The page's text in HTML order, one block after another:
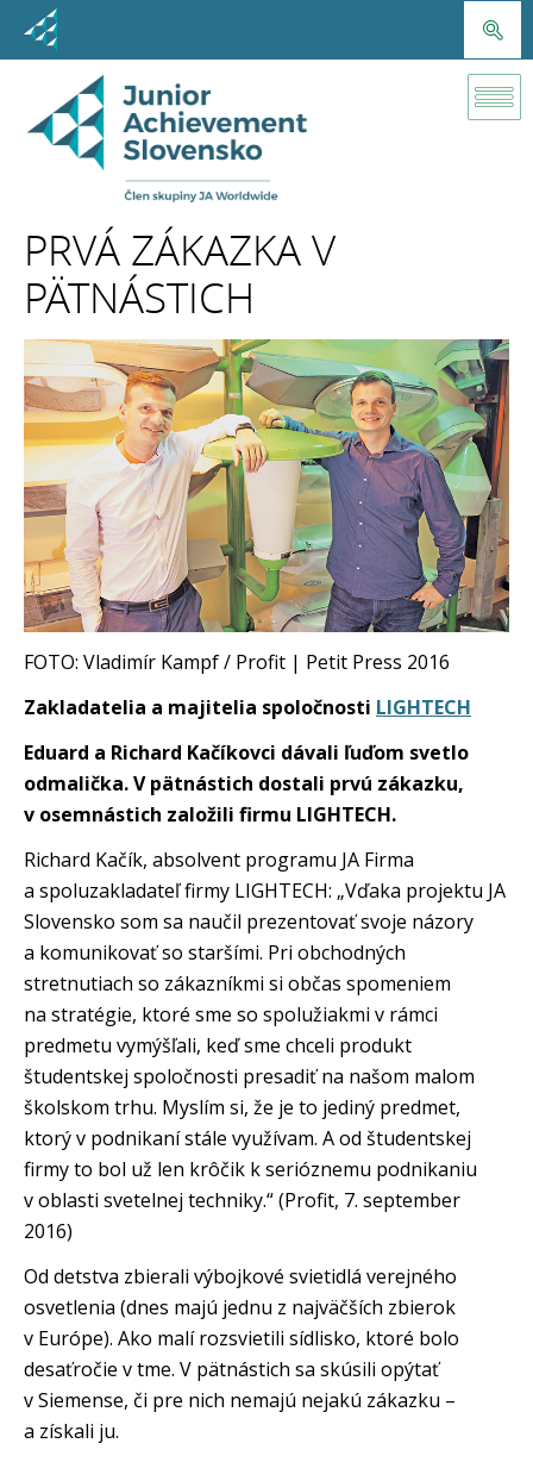
PRVÁ ZÁKAZKA V
PÄTNÁSTICH
FOTO: Vladimír Kampf / Profit | Petit Press 2016
Zakladatelia a majitelia spoločnosti LIGHTECH
Eduard a Richard Kačíkovci dávali ľuďom svetlo
odmalička. V pätnástich dostali prvú zákazku,
v osemnástich založili firmu LIGHTECH.
Richard Kačík, absolvent programu JA Firma
a spoluzakladateľ firmy LIGHTECH: „Vďaka projektu JA
Slovensko som sa naučil prezentovať svoje názory
a komunikovať so staršími. Pri obchodných
stretnutiach so zákazníkmi si občas spomeniem
na stratégie, ktoré sme so spolužiakmi v rámci
predmetu vymýšľali, keď sme chceli produkt
študentskej spoločnosti presadiť na našom malom
školskom trhu. Myslím si, že je to jediný predmet,
ktorý v podnikaní stále využívam. A od študentskej
firmy to bol už len krôčik k serióznemu podnikaniu
v oblasti svetelnej techniky.“ (Profit, 7. september
2016)
Od detstva zbierali výbojkové svietidlá verejného
osvetlenia (dnes majú jednu z najväčších zbierok
v Európe). Ako malí rozsvietili sídlisko, ktoré bolo
desaťročie v tme. V pätnástich sa skúsili opýtať
v Siemense, či pre nich nemajú nejakú zákazku –
a získali ju.